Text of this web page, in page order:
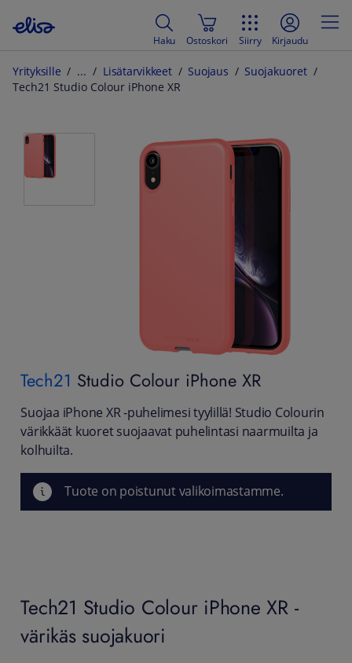
Haku Ostoskori Siirry Kirjaudu
Yrityksille Lisätarvikkeet Suojaus
Suojakuoret
Tech21 Studio Colour iPhone XR
Tech21 Studio Colour iPhone XR
Suojaa iPhone XR -puhelimesi tyylillä! Studio Colourin
värikkäät kuoret suojaavat puhelintasi naarmuilta ja
kolhuilta.
Tuote on poistunut valikoimastamme.
Tech21 Studio Colour iPhone XR -
värikäs suojakuori